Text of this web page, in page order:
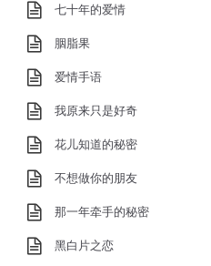
七十年的爱情
胭脂果
爱情手语
我原来只是好奇
花儿知道的秘密
不想做你的朋友
那一年牵手的秘密
黑白片之恋